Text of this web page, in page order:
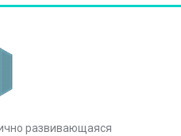
развивающаяся